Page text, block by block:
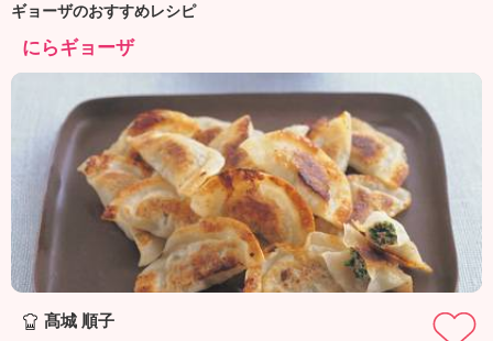
ョ
ナ
ル
「
み
ん
な
の
き
ょ
ギョーザのおすすめレシピ
にらギョーザ
髙城 順子